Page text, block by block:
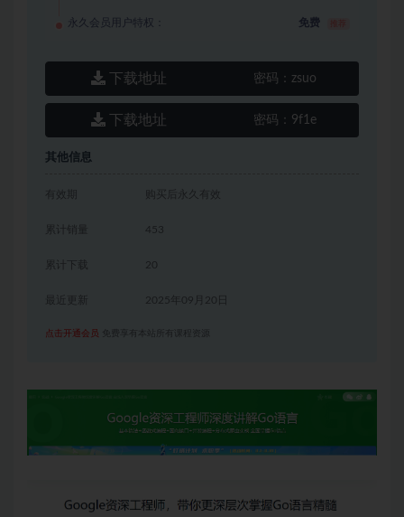
永久会员用户特权： 免费
下载地址 密码： zsuo
下载地址 密码： 9f1e
其他信息
有效期 购买后永久有效
累计销量 453
累计下载 20
2025年09月20日
点击开通会员 免费享有本站所有课程资源